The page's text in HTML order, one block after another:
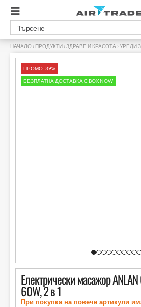
НАЧАЛО › ПРОДУКТИ ›ЗДРАВЕ И КРАСОТА ›УРЕДИ
ПРОМО -39%
БЕЗПЛАТНА ДОСТАВКА С BOX NOW
Електрически масажор
60W, 2 в 1
При покупка на повече артикули